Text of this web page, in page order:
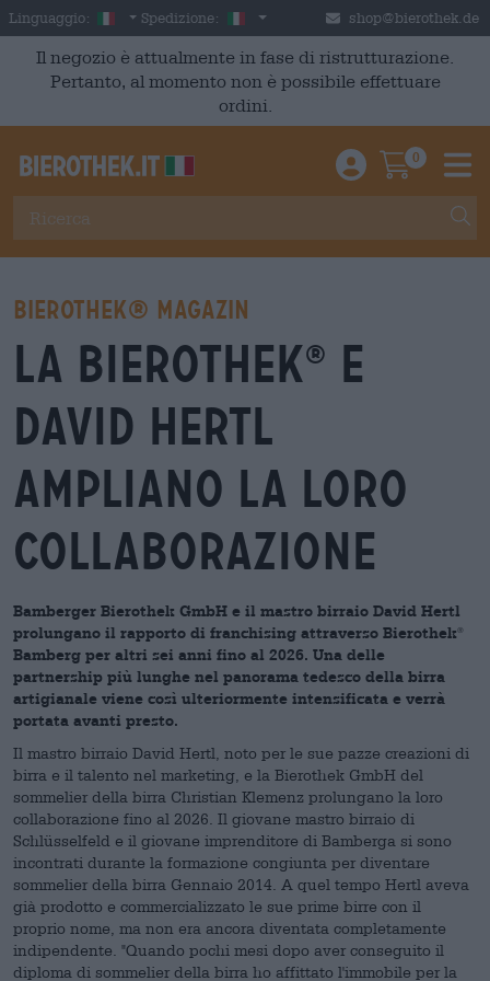
Skip to main content
Linguaggio: Italian
Spedizione: Italia shop@bierothek.de
Il negozio è attualmente in fase di ristrutturazione.
Pertanto, al momento non è possibile effettuare
ordini.
Einloggen /
0
Bierothek® Magazin
La Bierothek®
e
David Hertl
ampliano la loro
collaborazione
Bamberger Bierothek GmbH e il mastro birraio David Hertl
prolungano il rapporto di franchising attraverso Bierothek ®
Bamberg per altri sei anni fino al 2026. Una delle
partnership più lunghe nel panorama tedesco della birra
artigianale viene così ulteriormente intensificata e verrà
portata avanti presto.
Il mastro birraio David Hertl, noto per le sue pazze creazioni di
birra e il talento nel marketing, e la Bierothek GmbH del
sommelier della birra Christian Klemenz prolungano la loro
collaborazione fino al 2026. Il giovane mastro birraio di
Schlüsselfeld e il giovane imprenditore di Bamberga si sono
incontrati durante la formazione congiunta per diventare
sommelier della birra Gennaio 2014. A quel tempo Hertl aveva
già prodotto e commercializzato le sue prime birre con il
proprio nome, ma non era ancora diventata completamente
indipendente. "Quando pochi mesi dopo aver conseguito il
diploma di sommelier della birra ho affittato l'immobile per la